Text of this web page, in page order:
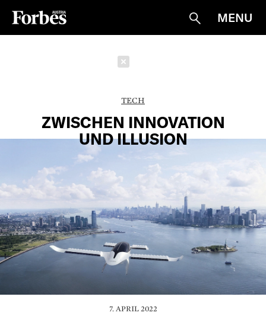
Suche
MENU
TECH
ZWISCHEN INNOVATION
UND ILLUSION
7. APRIL 2022